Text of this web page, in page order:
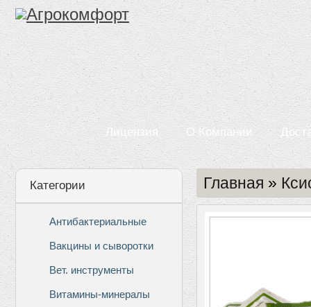
Лицензия О Компании
Категории
Антибактериальные
Вакцины и сыворотки
Вет. инструменты
Витамины-минералы
Главная »